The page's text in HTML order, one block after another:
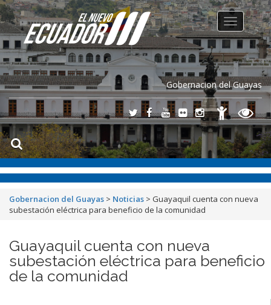
Gobernacion del Guayas
Toggle
navigation
Gobernacion del Guayas > Noticias > Guayaquil cuenta con nueva
subestación eléctrica para beneficio de la comunidad
Guayaquil cuenta con nueva
subestación eléctrica para beneficio
de la comunidad